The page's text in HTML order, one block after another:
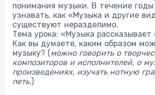
понимания музыки. В течение
узнавать, как «Музыка и другие
существуют неразделимо.
Тема урока: «Музыка рассказывает
Как вы думаете, каким образом
музыку? (можно говорить о
композиторов и исполнителей, о
произведениях, изучать нотную
петь.)